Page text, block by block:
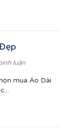
luận
mua Áo Dài